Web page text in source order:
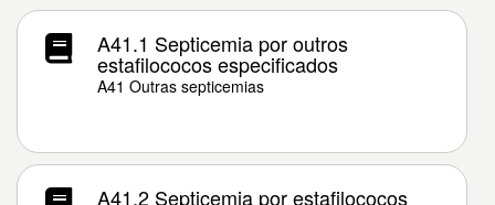
A41.1 Septicemia por outros
estafilococos especificados
A41 Outras septicemias
A41.2 Septicemia por estafilococos